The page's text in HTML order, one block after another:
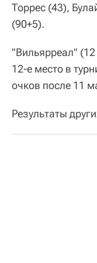
Торрес (43),
(90+5).
"Вильярреал"
12-е место в
очков после 11
Результаты